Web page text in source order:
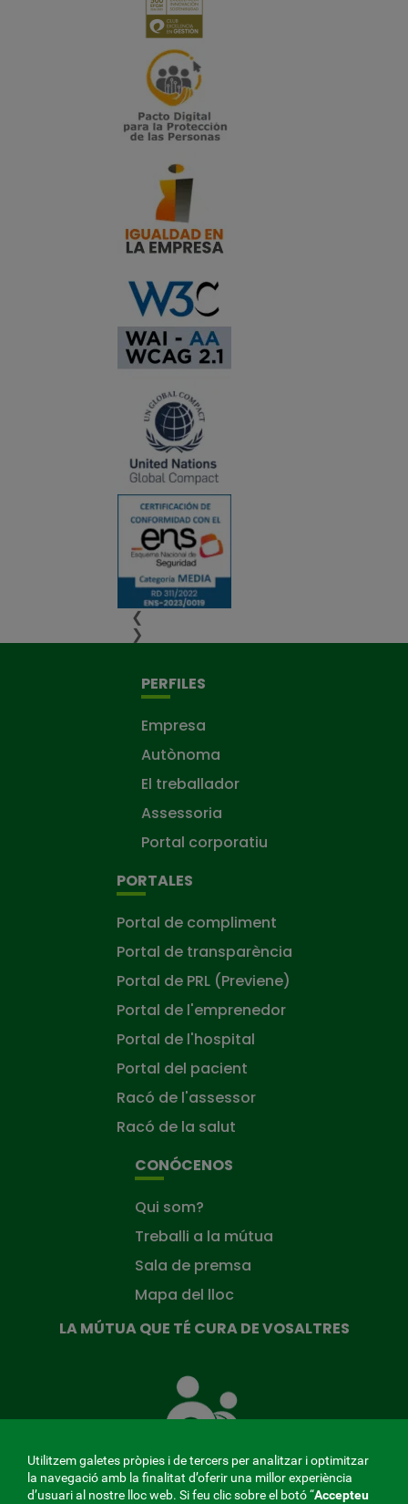
❮
❯
PERFILES
Empresa
Autònoma
El treballador
Assessoria
Portal corporatiu
PORTALES
Portal de compliment
Portal de transparència
Portal de PRL (Previene)
Portal de l'emprenedor
Portal de l'hospital
Portal del pacient
Racó de l'assessor
Racó de la salut
CONÓCENOS
Qui som?
Treballi a la mútua
Sala de premsa
Mapa del lloc
LA MÚTUA QUE TÉ CURA DE VOSALTRES
Mútua
que
de
tu
Utilitzem galetes pròpies i de tercers per analitzar i optimitzar
la navegació amb la finalitat d’oferir una millor experiència
d’usuari al nostre lloc web. Si feu clic sobre el botó “Accepteu